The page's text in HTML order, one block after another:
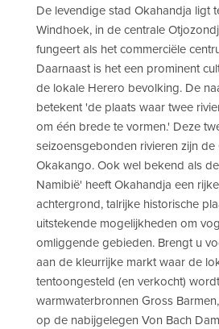
De levendige stad Okahandja ligt
Windhoek, in de centrale
fungeert als het commerciële
Daarnaast is het een prominent
de lokale Herero bevolking. De
betekent 'de plaats waar twee
om één brede te vormen.' Deze
seizoensgebonden rivieren zijn
Okakango. Ook wel bekend als
Namibië' heeft Okahandja een
achtergrond, talrijke historische
uitstekende mogelijkheden om
omliggende gebieden. Brengt u
aan de kleurrijke markt waar de
tentoongesteld (en verkocht)
warmwaterbronnen Gross
op de nabijgelegen Von Bach